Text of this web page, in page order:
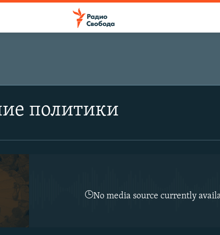
политики
No media source currently